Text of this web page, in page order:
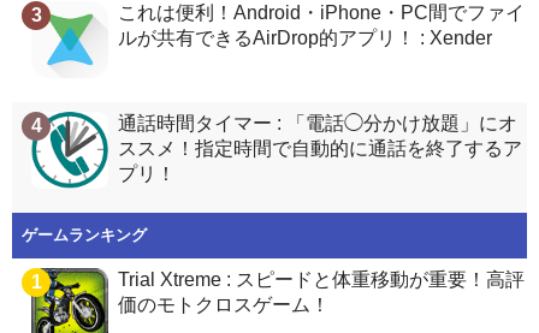
3
これは便利！Android・iPhone・PC間でファイ
ルが共有できるAirDrop的アプリ！ : Xender
4
通話時間タイマー : 「電話◯分かけ放題」にオ
ススメ！指定時間で自動的に通話を終了するア
プリ！
ゲームランキング
1
Trial Xtreme : スピードと体重移動が重要！高評
価のモトクロスゲーム！